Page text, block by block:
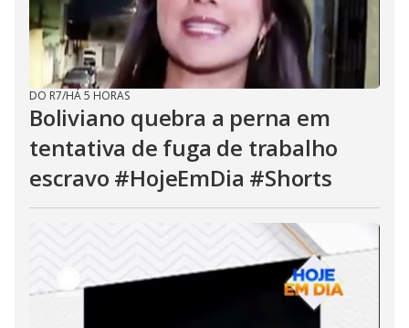
DO R7/HÁ 5 HORAS
Boliviano quebra a perna em
tentativa de fuga de trabalho
escravo #HojeEmDia #Shorts